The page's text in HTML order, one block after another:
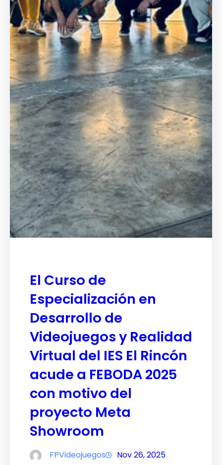
El Curso de
Especialización en
Desarrollo de
Videojuegos y Realidad
Virtual del IES El Rincón
acude a FEBODA 2025
con motivo del
proyecto Meta
Showroom
FPVideojuegos Nov 26, 2025